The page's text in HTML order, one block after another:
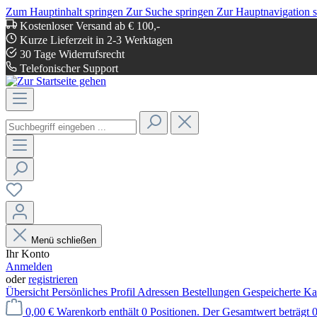
Zum Hauptinhalt springen Zur Suche springen Zur Hauptnavigation
Kostenloser Versand ab € 100,-
Kurze Lieferzeit in 2-3 Werktagen
30 Tage Widerrufsrecht
Telefonischer Support
Menü schließen
Ihr Konto
Anmelden
oderregistrieren
Übersicht Persönliches Profil Adressen Bestellungen Gespeicherte
0,00 € Warenkorb enthält 0 Positionen. Der Gesamtwert beträgt